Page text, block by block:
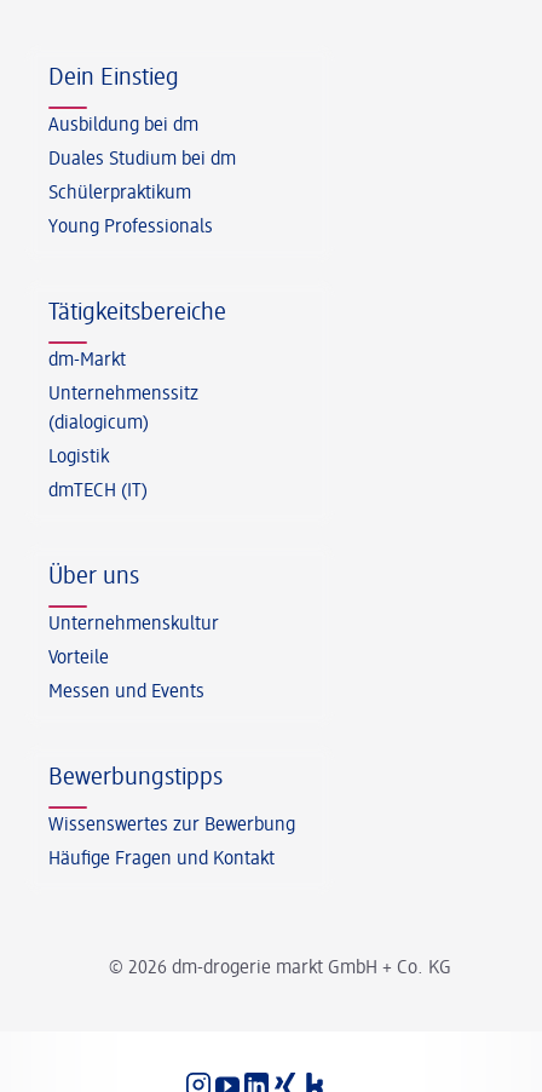
© 2026 dm-drogerie markt GmbH + Co. KG
Dein Einstieg
Ausbildung bei dm
Duales Studium bei dm
Schülerpraktikum
Young Professionals
Tätigkeitsbereiche
dm-Markt
Unternehmenssitz
(dialogicum)
Logistik
dmTECH (IT)
Über uns
Unternehmenskultur
Vorteile
Messen und Events
Bewerbungstipps
Wissenswertes zur Bewerbung
Häufige Fragen und Kontakt